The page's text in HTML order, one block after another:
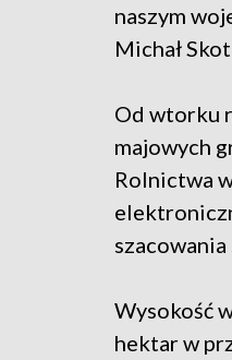
naszym
Michał
Od wtorku
majowych
Rolnictwa
Wysokość
hektar w